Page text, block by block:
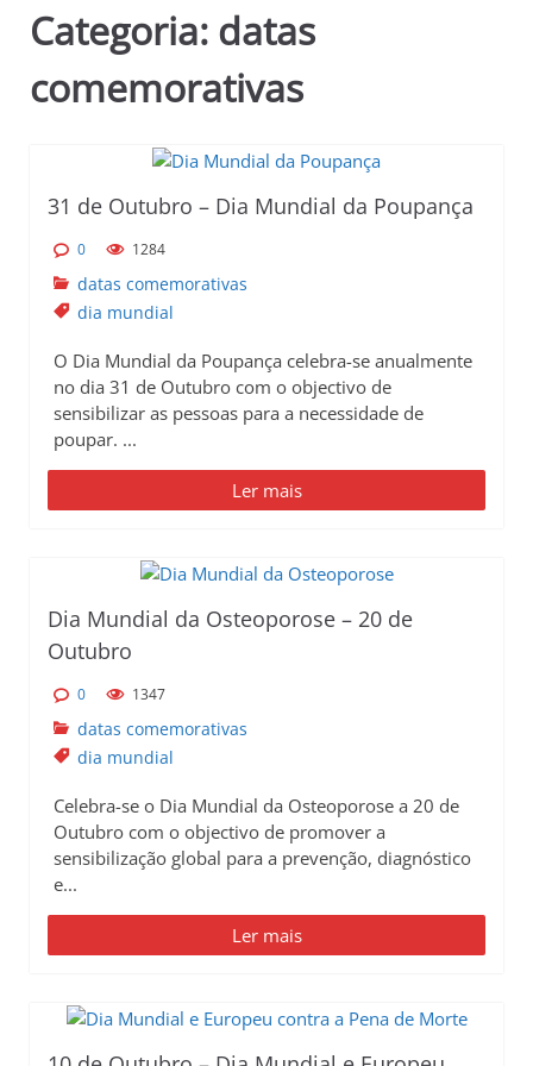
Categoria: datas
comemorativas
31 de Outubro – Dia Mundial da Poupança
0 1284
datas comemorativas
dia mundial
O Dia Mundial da Poupança celebra-se anualmente
no dia 31 de Outubro com o objectivo de
sensibilizar as pessoas para a necessidade de
poupar. ...
Ler mais
Dia Mundial da Osteoporose – 20 de
Outubro
0 1347
datas comemorativas
dia mundial
Celebra-se o Dia Mundial da Osteoporose a 20 de
Outubro com o objectivo de promover a
sensibilização global para a prevenção, diagnóstico
e...
Ler mais